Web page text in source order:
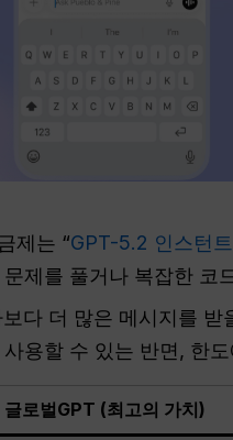
제는 “GPT-5.2 인스턴트
제를 풀거나 복잡한
다 더 많은 메시지를
용할 수 있는 반면, 한
글로벌GPT (최고의 가치)